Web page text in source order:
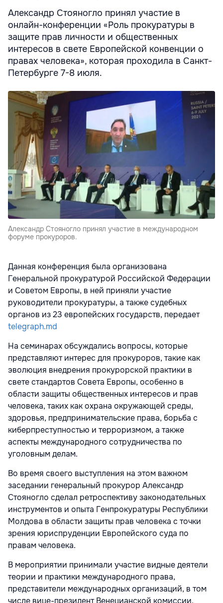
Александр Стояногло принял участие в
онлайн-конференции «Роль прокуратуры в
защите прав личности и общественных
интересов в свете Европейской конвенции о
правах человека», которая проходила в Санкт-
Петербурге 7-8 июля.
Александр Стояногло принял участие в международном
форуме прокуроров.
Данная конференция была организована
Генеральной прокуратурой Российской Федерации
и Советом Европы, в ней приняли участие
руководители прокуратуры, а также судебных
органов из 23 европейских государств, передает
telegraph.md
На семинарах обсуждались вопросы, которые
представляют интерес для прокуроров, такие как
эволюция внедрения прокурорской практики в
свете стандартов Совета Европы, особенно в
области защиты общественных интересов и прав
человека, таких как охрана окружающей среды,
здоровья, предпринимательские права, борьба с
киберпреступностью и терроризмом, а также
аспекты международного сотрудничества по
уголовным делам.
Во время своего выступления на этом важном
заседании генеральный прокурор Александр
Стояногло сделал ретроспективу законодательных
инструментов и опыта Генпрокуратуры Республики
Молдова в области защиты прав человека с точки
зрения юриспруденции Европейского суда по
правам человека.
В мероприятии принимали участие видные деятели
теории и практики международного права,
представители международных организаций, в том
числе вице-президент Венецианской комиссии,